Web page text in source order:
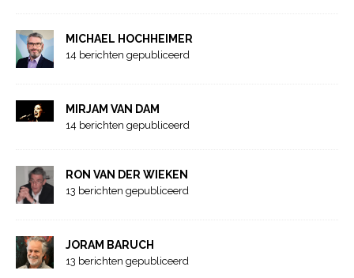
MICHAEL HOCHHEIMER
14 berichten gepubliceerd
MIRJAM VAN DAM
14 berichten gepubliceerd
RON VAN DER WIEKEN
13 berichten gepubliceerd
JORAM BARUCH
13 berichten gepubliceerd